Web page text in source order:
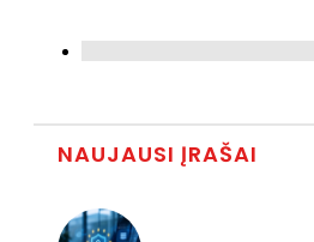
NAUJAUSI ĮRAŠAI